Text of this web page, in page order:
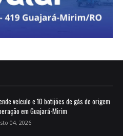
veículo e 10 botijões de gás de origem
em Guajará-Mirim
04, 2026